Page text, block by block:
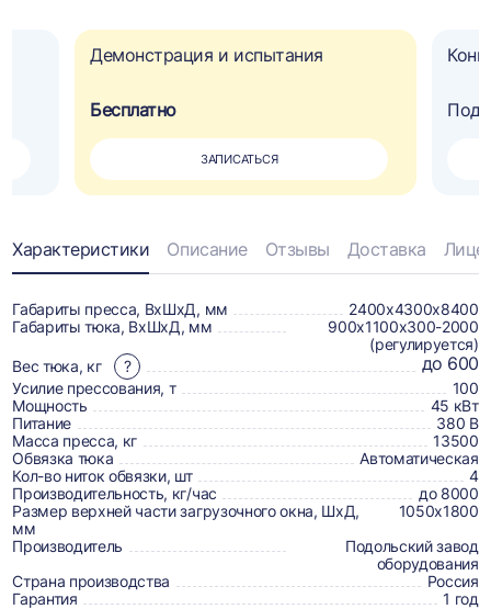
Демонстрация и испытания
Бесплатно
ЗАПИСАТЬСЯ
Под
Информация
о
товаре,
доставке,
отзывах
и
сертификаты
Характеристики Описание Отзывы Доставка
Габариты пресса, ВхШхД, мм
2400х4300х8400
Габариты тюка, ВхШхД, мм
900х1100х300-2000
(регулируется)
Вес тюка, кг
? до 600
Усилие прессования, т
100
Мощность
45 кВт
Питание
380 В
Масса пресса, кг
13500
Обвязка тюка
Автоматическая
Кол-во ниток обвязки, шт
4
Производительность, кг/час
до 8000
Размер верхней части загрузочного окна, ШхД,
мм
1050х1800
Производитель
Подольский завод
оборудования
Страна производства
Россия
Гарантия
1 год